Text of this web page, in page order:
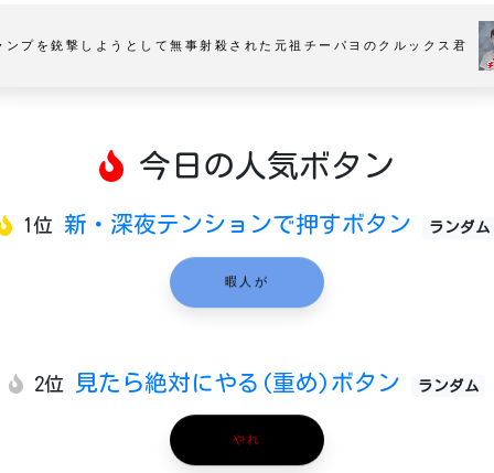
ンプを銃撃しようとして無事射殺された元祖チーパヨのクルックス君
今日の人気ボタン
1位 新・深夜テンションで押すボタン ランダム
暇人が
2位 見たら絶対にやる(重め)ボタン ランダム
やれ